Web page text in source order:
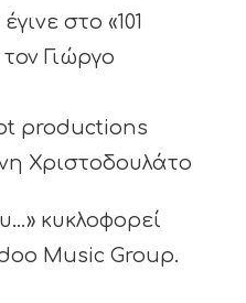
στο «101
Γιώργο
productions
Χριστοδουλάτο
κυκλοφορεί
Music Group.